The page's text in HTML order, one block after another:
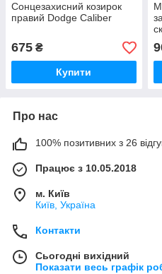
Сонцезахисний козирок
правий Dodge Caliber
675 ₴
Купити
Про нас
100% позитивних з 26
Працює з 10.05.2018
м. Київ
Київ, Україна
Контакти
Сьогодні вихідний
Показати весь графік